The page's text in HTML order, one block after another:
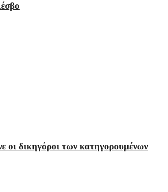
οι δικηγόροι των κατηγορουμένων